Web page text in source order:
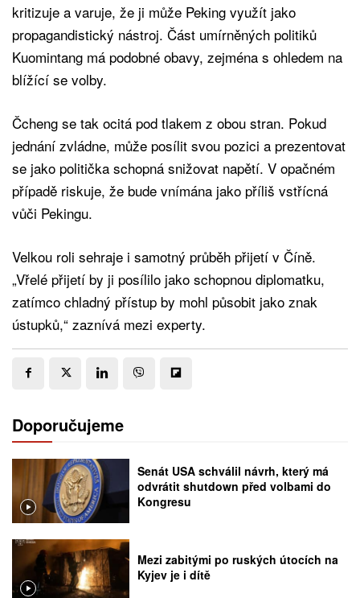
kritizuje a varuje, že ji může Peking využít jako
propagandistický nástroj. Část umírněných politiků
Kuomintang má podobné obavy, zejména s ohledem na
blížící se volby.
Čcheng se tak ocitá pod tlakem z obou stran. Pokud
jednání zvládne, může posílit svou pozici a prezentovat
se jako politička schopná snižovat napětí. V opačném
případě riskuje, že bude vnímána jako příliš vstřícná
vůči Pekingu.
Velkou roli sehraje i samotný průběh přijetí v Číně.
„Vřelé přijetí by ji posílilo jako schopnou diplomatku,
zatímco chladný přístup by mohl působit jako znak
ústupků,“ zaznívá mezi experty.
Doporučujeme
Senát USA schválil návrh, který má
odvrátit shutdown před volbami do
Kongresu
Mezi zabitými po ruských útocích na
Kyjev je i dítě